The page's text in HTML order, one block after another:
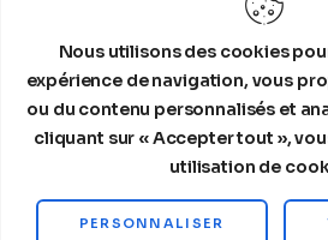
Nous utilisons des cookies
expérience de navigation, vous
ou du contenu personnalisés et
cliquant sur « Accepter tout »,
utilisation de
PERSONNALISER